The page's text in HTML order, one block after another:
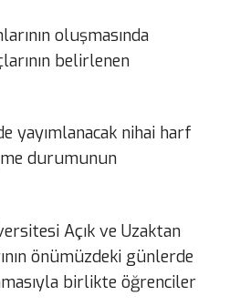
oluşmasında
belirlenen
yayımlanacak nihai harf
durumunun
Açık ve Uzaktan
önümüzdeki günlerde
birlikte öğrenciler